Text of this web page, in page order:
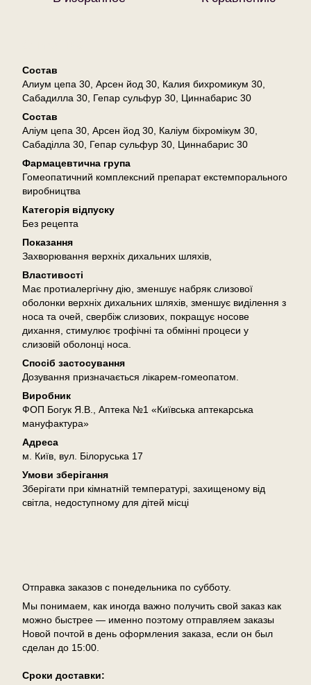
Состав
Алиум цепа 30, Арсен йод 30, Калия бихромикум 30,
Сабадилла 30, Гепар сульфур 30, Циннабарис 30
Состав
Аліум цепа 30, Арсен йод 30, Каліум біхромікум 30,
Сабаділла 30, Гепар сульфур 30, Циннабарис 30
Фармацевтична група
Гомеопатичний комплексний препарат екстемпорального
виробництва
Категорія відпуску
Без рецепта
Показання
Захворювання верхніх дихальних шляхів,
Властивості
Має протиалергічну дію, зменшує набряк слизової
оболонки верхніх дихальних шляхів, зменшує виділення з
носа та очей, свербіж слизових, покращує носове
дихання, стимулює трофічні та обмінні процеси у
слизовій оболонці носа.
Спосіб застосування
Дозування призначається лікарем-гомеопатом.
Виробник
ФОП Богук Я.В., Аптека №1 «Київська аптекарська
мануфактура»
Адреса
м. Київ, вул. Білоруська 17
Умови зберігання
Зберігати при кімнатній температурі, захищеному від
світла, недоступному для дітей місці
Отправка заказов с понедельника по субботу.
Мы понимаем, как иногда важно получить свой заказ как
можно быстрее — именно поэтому отправляем заказы
Новой почтой в день оформления заказа, если он был
сделан до 15:00.
Сроки доставки: